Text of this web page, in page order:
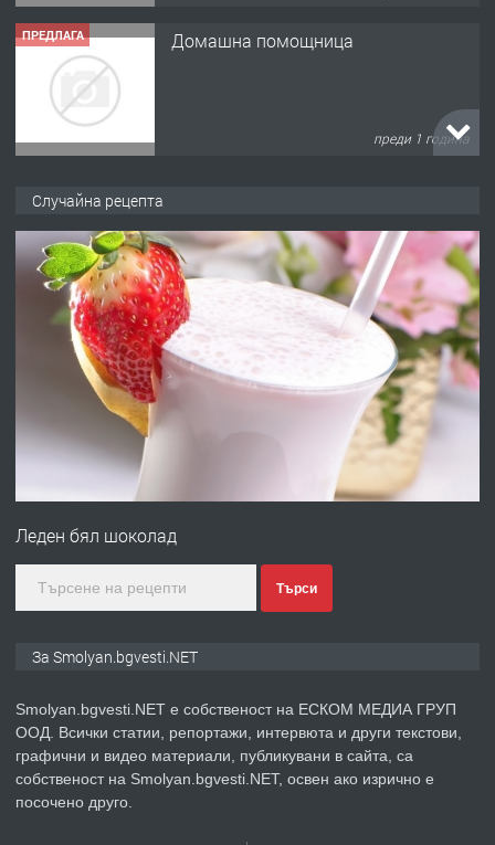
ПРЕДЛАГА Домашна помощница
преди 1 година
преди 2 години
ПРЕДЛАГА
УДЪЛЖАВАНЕ НА ЧОВЕШКИЯТ
ЖИВОТ И ПОДОБРЯВАНЕ НА
НЕГОВОТО КАЧЕСТВО
преди 2 години
Имот в Северна Гърция, до Кавала
преди 2 години
ПРЕДЛАГА КЪЩА В МАРОНЯ
Случайна рецепта
Леден бял шоколад
Търси
За Smolyan.bgvesti.NET
Smolyan.bgvesti.NET е собственост на ЕСКОМ МЕДИА ГРУП
ООД. Всички статии, репортажи, интервюта и други текстови,
графични и видео материали, публикувани в сайта, са
собственост на Smolyan.bgvesti.NET, освен ако изрично е
посочено друго.